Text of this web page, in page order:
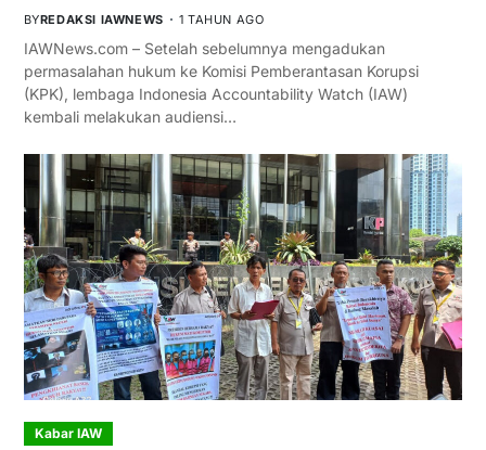
BYREDAKSI IAWNEWS 1 TAHUN AGO
IAWNews.com – Setelah sebelumnya mengadukan
permasalahan hukum ke Komisi Pemberantasan Korupsi
(KPK), lembaga Indonesia Accountability Watch (IAW)
kembali melakukan audiensi…
Kabar IAW